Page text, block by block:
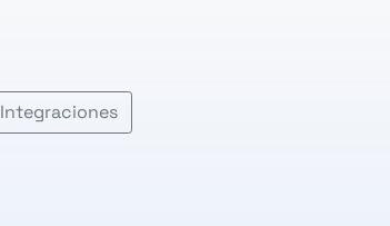
Integraciones